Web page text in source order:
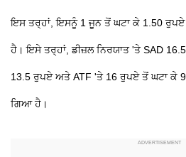
ਇਸ ਤਰ੍ਹਾਂ, ਇਸਨੂੰ 1 ਜੂਨ ਤੋਂ ਘਟਾ ਕੇ 1.50 ਰੁਪਏ
ਹੈ। ਇਸੇ ਤਰ੍ਹਾਂ, ਡੀਜ਼ਲ ਨਿਰਯਾਤ 'ਤੇ SAD
13.5 ਰੁਪਏ ਅਤੇ ATF 'ਤੇ 16 ਰੁਪਏ ਤੋਂ ਘਟਾ ਕੇ
ਗਿਆ ਹੈ।